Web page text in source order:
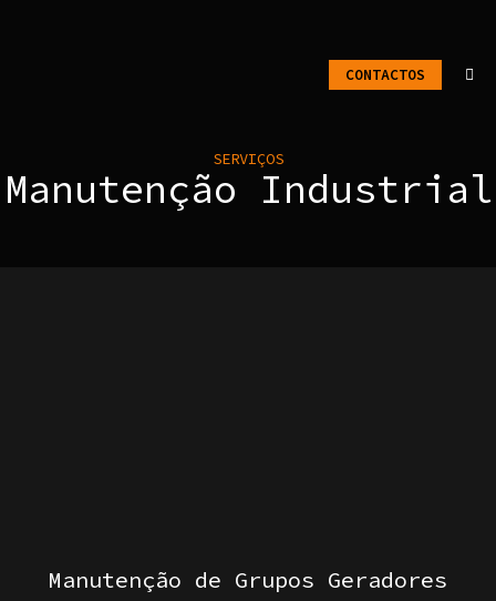
CONTACTOS
SERVIÇOS
Manutenção Industrial
Manutenção de Grupos Geradores